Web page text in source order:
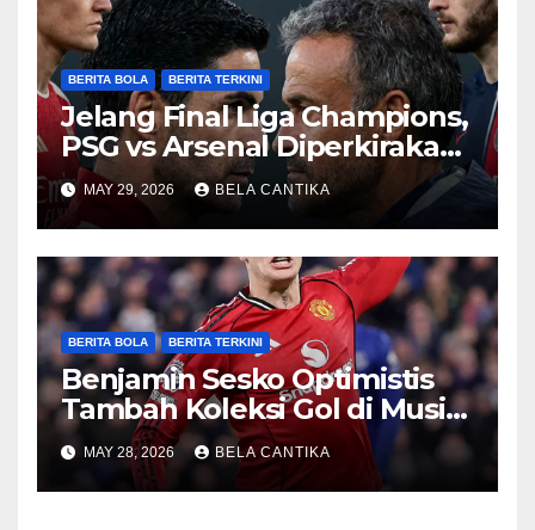
BERITA BOLA BERITA TERKINI
Jelang Final Liga Champions,
PSG vs Arsenal Diperkirakan
Sengit
MAY 29, 2026 BELA CANTIKA
BERITA BOLA BERITA TERKINI
Benjamin Sesko Optimistis
Tambah Koleksi Gol di Musim
2026/27
MAY 28, 2026 BELA CANTIKA